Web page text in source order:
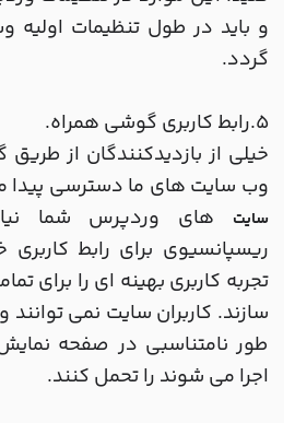
و باید در طول تنظیمات
گردد.
5.رابط کاربری گوشی همراه.
خیلی از بازدیدکنندگان از
وب سایت های ما دسترسی پیدا
سایت
های وردپرس شما
ریسپانسیوی برای رابط
تجربه کاربری بهینه ای را برای
سازند. کاربران سایت نمی
طور نامتناسبی در صفحه
اجرا می شوند را تحمل کنند.